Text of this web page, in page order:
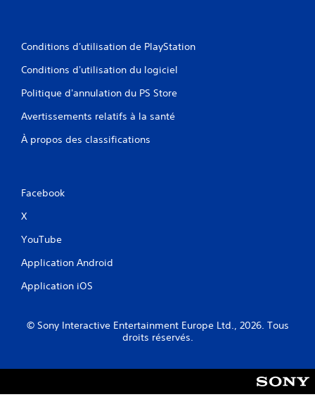
Conditions d'utilisation de PlayStation
Conditions d'utilisation du logiciel
Politique d'annulation du PS Store
Avertissements relatifs à la santé
À propos des classifications
Facebook
X
YouTube
Application Android
Application iOS
© Sony Interactive Entertainment Europe Ltd., 2026. Tous
droits réservés.